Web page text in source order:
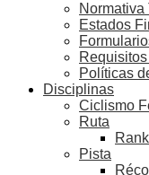
Normativa
Estados
Políticas
Disciplinas
Ciclismo
Ruta
Pista